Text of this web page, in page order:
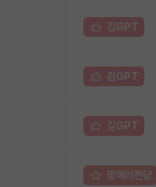
김GPT
김GPT
김GPT
명예의전당